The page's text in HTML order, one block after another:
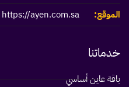
الموقع:
https://ayen.com.sa
خدماتنا
باقة عاين أساسي